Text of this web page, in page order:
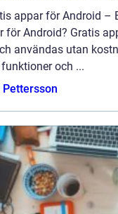
appar för Android –
för Android? Gratis
användas utan
och ...